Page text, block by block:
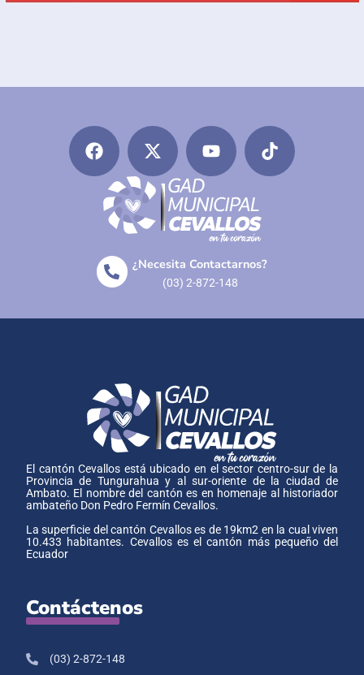
¿Necesita Contactarnos?
(03) 2-872-148
El cantón Cevallos está ubicado en el sector centro-sur de la
Provincia de Tungurahua y al sur-oriente de la ciudad de
Ambato. El nombre del cantón es en homenaje al historiador
ambateño Don Pedro Fermín Cevallos.
La superficie del cantón Cevallos es de 19km2 en la cual viven
10.433 habitantes. Cevallos es el cantón más pequeño del
Ecuador
Contáctenos
(03) 2-872-148